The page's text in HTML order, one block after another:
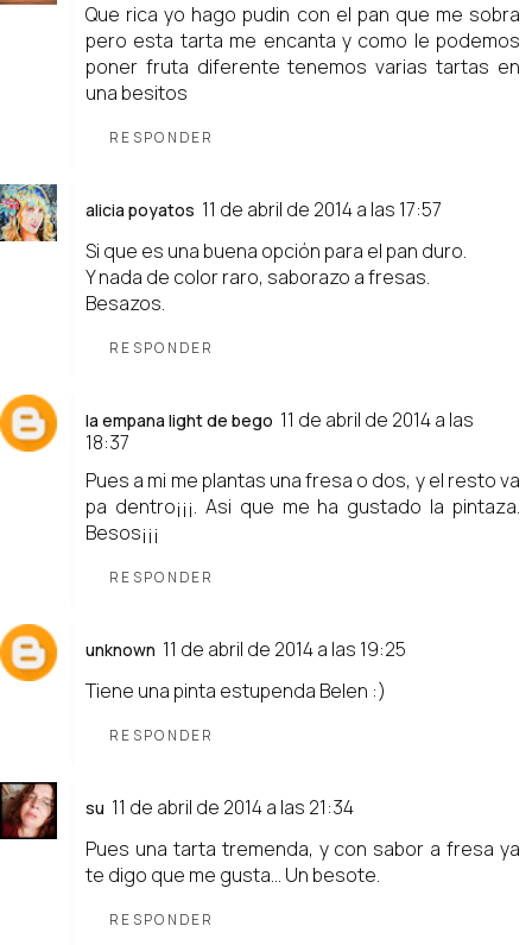
Que rica yo hago pudin con el pan que me sobra
pero esta tarta me encanta y como le podemos
poner fruta diferente tenemos varias tartas en
una besitos
RESPONDER
alicia poyatos 11 de abril de 2014 a las 17:57
Si que es una buena opción para el pan duro.
Y nada de color raro, saborazo a fresas.
Besazos.
RESPONDER
la empana light de bego 11 de abril de 2014 a las
18:37
Pues a mi me plantas una fresa o dos, y el resto va
pa dentro¡¡¡. Asi que me ha gustado la pintaza.
Besos¡¡¡
RESPONDER
unknown 11 de abril de 2014 a las 19:25
Tiene una pinta estupenda Belen :)
RESPONDER
su 11 de abril de 2014 a las 21:34
Pues una tarta tremenda, y con sabor a fresa ya
te digo que me gusta... Un besote.
RESPONDER